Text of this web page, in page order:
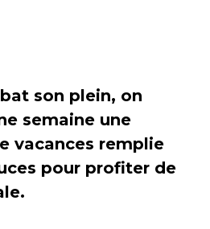
son plein, on
semaine une
vacances remplie
pour profiter de